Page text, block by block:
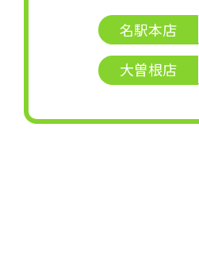
名駅本店
大曽根店